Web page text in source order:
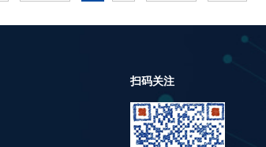
扫码关注